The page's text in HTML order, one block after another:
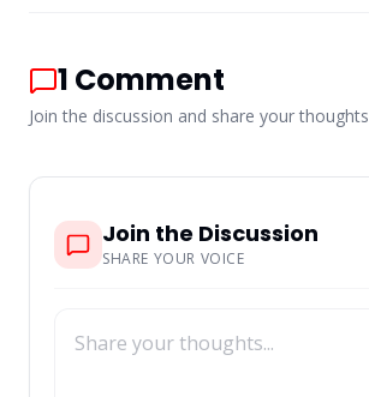
1 Comment
Join the discussion and share your thoughts
Join the Discussion
SHARE YOUR VOICE